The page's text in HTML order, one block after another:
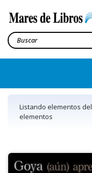
Listando elementos del
elementos